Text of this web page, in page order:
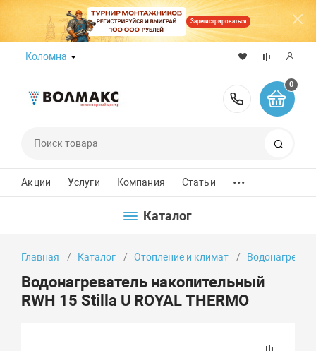
Зарегистрироваться
Коломна
8 (800)
0
Акции Услуги Компания Статьи ...
Каталог
Главная Каталог Отопление и климат
Водонагреватель накопительный
RWH 15 Stilla U ROYAL THERMO